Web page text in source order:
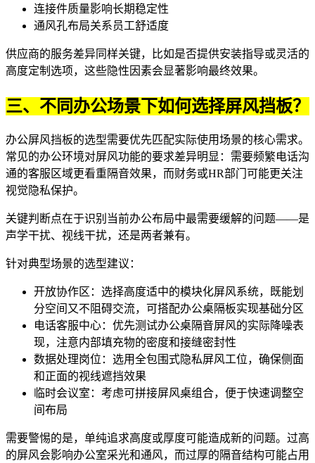
连接件质量影响长期稳定性
通风孔布局关系员工舒适度
供应商的服务差异同样关键，比如是否提供安装指导或灵活的
高度定制选项，这些隐性因素会显著影响最终效果。
三、不同办公场景下如何选择屏风挡板？
办公屏风挡板的选型需要优先匹配实际使用场景的核心需求。
常见的办公环境对屏风功能的要求差异明显：需要频繁电话沟
通的客服区域更看重隔音效果，而财务或HR部门可能更关注
视觉隐私保护。
关键判断点在于识别当前办公布局中最需要缓解的问题——是
声学干扰、视线干扰，还是两者兼有。
针对典型场景的选型建议：
开放协作区：选择高度适中的模块化屏风系统，既能划
分空间又不阻碍交流，可搭配办公桌隔板实现基础分区
电话客服中心：优先测试办公桌隔音屏风的实际降噪表
现，注意内部填充物的密度和接缝密封性
数据处理岗位：选用全包围式隐私屏风工位，确保侧面
和正面的视线遮挡效果
临时会议室：考虑可拼接屏风桌组合，便于快速调整空
间布局
需要警惕的是，单纯追求高度或厚度可能造成新的问题。过高
的屏风会影响办公室采光和通风，而过厚的隔音结构可能占用